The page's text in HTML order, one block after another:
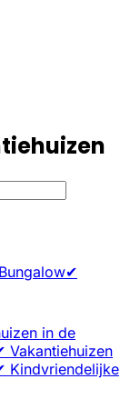
✔
in de
Vakantiehuizen
Kindvriendelijke